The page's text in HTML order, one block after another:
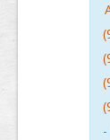
-